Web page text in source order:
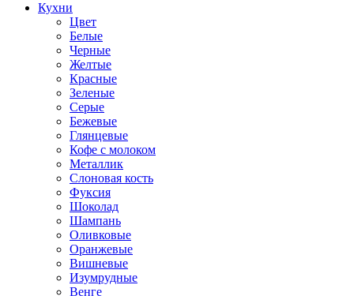
Кухни
Цвет
Белые
Черные
Желтые
Красные
Зеленые
Серые
Бежевые
Глянцевые
Кофе с молоком
Металлик
Слоновая кость
Фуксия
Шоколад
Шампань
Оливковые
Оранжевые
Вишневые
Изумрудные
Венге